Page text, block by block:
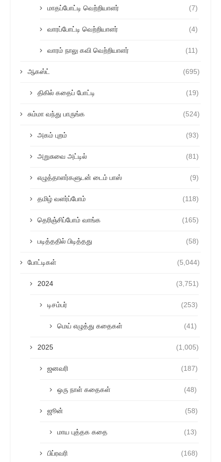
மாதப்போட்டி வெற்றியாளர் (7)
வாரப்போட்டி வெற்றியாளர் (4)
வாரம் நாலு கவி வெற்றியாளர் (11)
ஆகஸ்ட் (695)
திகில் கதைப் போட்டி (19)
சும்மா வந்து பாருங்க (524)
அகம் புறம் (93)
அறுசுவை அட்டில் (81)
எழுத்தாளர்களுடன் டைம் பாஸ் (9)
தமிழ் வளர்ப்போம் (118)
தெரிஞ்சிப்போம் வாங்க (165)
படித்ததில் பிடித்தது (58)
போட்டிகள் (5,044)
2024 (3,751)
டிசம்பர் (253)
மெய் எழுத்து கதைகள் (41)
2025 (1,005)
ஜனவரி (187)
ஒரு நாள் கதைகள் (48)
ஜூன் (58)
மாய புத்தக கதை (13)
பிப்ரவரி (168)